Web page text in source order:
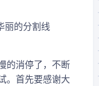
丽的分割线
消停了，不断
。首先要感谢大